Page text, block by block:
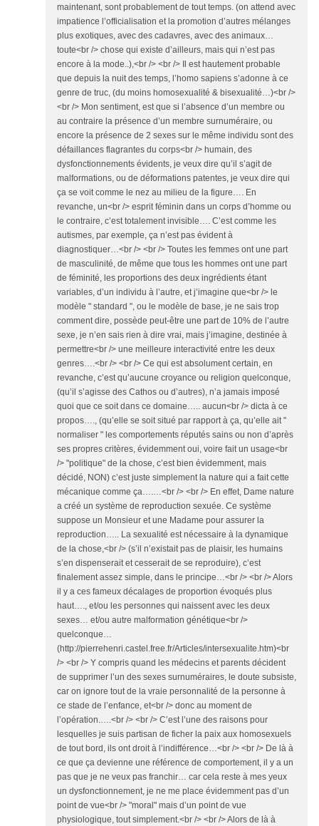
maintenant, sont probablement de tout temps. (on attend avec
impatience l’officialisation et la promotion d’autres mélanges
plus exotiques, avec des cadavres, avec des animaux…
toute<br /> chose qui existe d’ailleurs, mais qui n’est pas
encore à la mode..),<br /> <br /> Il est hautement probable
que depuis la nuit des temps, l’homo sapiens s’adonne à ce
genre de truc, (du moins homosexualité & bisexualité…)<br />
<br /> Mon sentiment, est que si l’absence d’un membre ou
au contraire la présence d’un membre surnuméraire, ou
encore la présence de 2 sexes sur le même individu sont des
défaillances flagrantes du corps<br /> humain, des
dysfonctionnements évidents, je veux dire qu’il s’agit de
malformations, ou de déformations patentes, je veux dire qui
ça se voit comme le nez au milieu de la figure…. En
revanche, un<br /> esprit féminin dans un corps d’homme ou
le contraire, c’est totalement invisible…. C’est comme les
autismes, par exemple, ça n’est pas évident à
diagnostiquer…<br /> <br /> Toutes les femmes ont une part
de masculinité, de même que tous les hommes ont une part
de féminité, les proportions des deux ingrédients étant
variables, d’un individu à l’autre, et j’imagine que<br /> le
modèle " standard ", ou le modèle de base, je ne sais trop
comment dire, possède peut-être une part de 10% de l’autre
sexe, je n’en sais rien à dire vrai, mais j’imagine, destinée à
permettre<br /> une meilleure interactivité entre les deux
genres….<br /> <br /> Ce qui est absolument certain, en
revanche, c’est qu’aucune croyance ou religion quelconque,
(qu’il s’agisse des Cathos ou d’autres), n’a jamais imposé
quoi que ce soit dans ce domaine….. aucun<br /> dicta à ce
propos…., (qu’elle se soit situé par rapport à ça, qu’elle ait "
normaliser " les comportements réputés sains ou non d’après
ses propres critères, évidemment oui, voire fait un usage<br
/> "politique" de la chose, c’est bien évidemment, mais
décidé, NON) c’est juste simplement la nature qui a fait cette
mécanique comme ça….…<br /> <br /> En effet, Dame nature
a créé un système de reproduction sexuée. Ce système
suppose un Monsieur et une Madame pour assurer la
reproduction….. La sexualité est nécessaire à la dynamique
de la chose,<br /> (s’il n’existait pas de plaisir, les humains
s’en dispenserait et cesserait de se reproduire), c’est
finalement assez simple, dans le principe…<br /> <br /> Alors
il y a ces fameux décalages de proportion évoqués plus
haut…., et/ou les personnes qui naissent avec les deux
sexes… et/ou autre malformation génétique<br />
quelconque…
(http://pierrehenri.castel.free.fr/Articles/intersexualite.htm)<br
/> <br /> Y compris quand les médecins et parents décident
de supprimer l’un des sexes surnuméraires, le doute subsiste,
car on ignore tout de la vraie personnalité de la personne à
ce stade de l’enfance, et<br /> donc au moment de
l’opération.….<br /> <br /> C’est l’une des raisons pour
lesquelles je suis partisan de ficher la paix aux homosexuels
de tout bord, ils ont droit à l’indifférence…<br /> <br /> De là à
ce que ça devienne une référence de comportement, il y a un
pas que je ne veux pas franchir… car cela reste à mes yeux
un dysfonctionnement, je ne me place évidemment pas d’un
point de vue<br /> "moral" mais d’un point de vue
physiologique, tout simplement.<br /> <br /> Alors de là à